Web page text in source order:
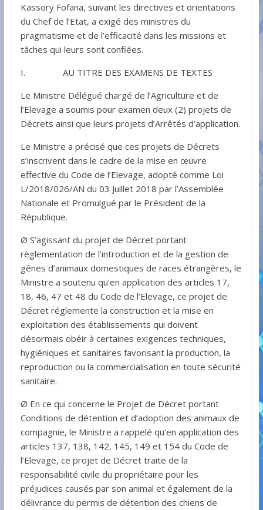
Kassory Fofana, suivant les directives et orientations
du Chef de l’Etat, a exigé des ministres du
pragmatisme et de l’efficacité dans les missions et
tâches qui leurs sont confiées.
I. AU TITRE DES EXAMENS DE TEXTES
Le Ministre Délégué chargé de l’Agriculture et de
l’Elevage a soumis pour examen deux (2) projets de
Décrets ainsi que leurs projets d’Arrêtés d’application.
Le Ministre a précisé que ces projets de Décrets
s’inscrivent dans le cadre de la mise en œuvre
effective du Code de l’Elevage, adopté comme Loi
L/2018/026/AN du 03 Juillet 2018 par l’Assemblée
Nationale et Promulgué par le Président de la
République.
Ø S’agissant du projet de Décret portant
règlementation de l’introduction et de la gestion de
gênes d’animaux domestiques de races étrangères, le
Ministre a soutenu qu’en application des articles 17,
18, 46, 47 et 48 du Code de l’Elevage, ce projet de
Décret réglemente la construction et la mise en
exploitation des établissements qui doivent
désormais obéir à certaines exigences techniques,
hygiéniques et sanitaires favorisant la production, la
reproduction ou la commercialisation en toute sécurité
sanitaire.
Ø En ce qui concerne le Projet de Décret portant
Conditions de détention et d’adoption des animaux de
compagnie, le Ministre a rappelé qu’en application des
articles 137, 138, 142, 145, 149 et 154 du Code de
l’Elevage, ce projet de Décret traite de la
responsabilité civile du propriétaire pour les
préjudices causés par son animal et également de la
délivrance du permis de détention des chiens de